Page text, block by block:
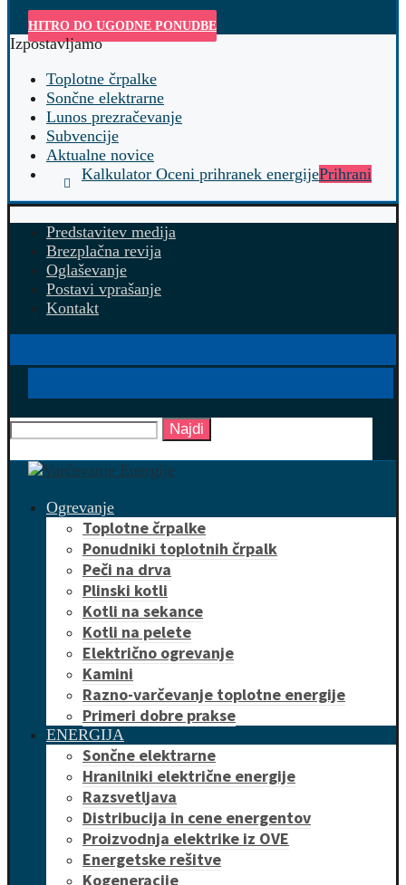
HITRO DO UGODNE PONUDBE
Izpostavljamo
Toplotne črpalke
Sončne elektrarne
Lunos prezračevanje
Subvencije
Aktualne novice
Kalkulator Oceni prihranek energijePrihrani
Predstavitev medija
Brezplačna revija
Oglaševanje
Postavi vprašanje
Kontakt
Najdi
Ogrevanje
Toplotne črpalke
Ponudniki toplotnih črpalk
Peči na drva
Plinski kotli
Kotli na sekance
Kotli na pelete
Električno ogrevanje
Kamini
Razno-varčevanje toplotne energije
Primeri dobre prakse
ENERGIJA
Sončne elektrarne
Hranilniki električne energije
Razsvetljava
Distribucija in cene energentov
Proizvodnja elektrike iz OVE
Energetske rešitve
Kogeneracije